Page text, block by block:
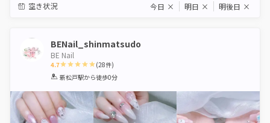
空き状況 今日 × 明日 × 明後日 ×
BENail_shinmatsudo
BE Nail
4.7
1 2 3 4 5
(28件)
新松戸駅から徒歩0分